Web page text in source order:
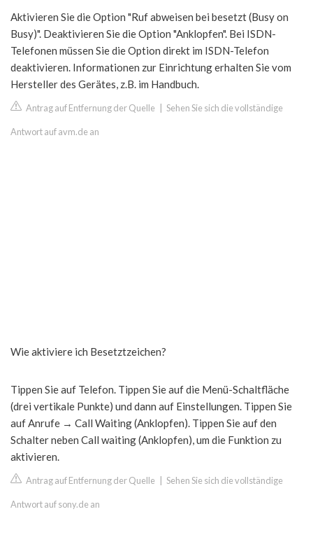
Aktivieren Sie die Option "Ruf abweisen bei besetzt (Busy on
Busy)". Deaktivieren Sie die Option "Anklopfen". Bei ISDN-
Telefonen müssen Sie die Option direkt im ISDN-Telefon
deaktivieren. Informationen zur Einrichtung erhalten Sie vom
Hersteller des Gerätes, z.B. im Handbuch.
Antrag auf Entfernung der Quelle Sehen Sie sich die vollständige
Antwort auf avm.de an
Wie aktiviere ich Besetztzeichen?
Tippen Sie auf Telefon. Tippen Sie auf die Menü-Schaltfläche
(drei vertikale Punkte) und dann auf Einstellungen. Tippen Sie
auf Anrufe → Call Waiting (Anklopfen). Tippen Sie auf den
Schalter neben Call waiting (Anklopfen), um die Funktion zu
aktivieren.
Antrag auf Entfernung der Quelle Sehen Sie sich die vollständige
Antwort auf sony.de an